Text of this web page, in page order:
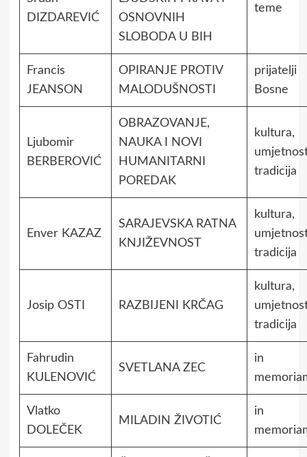
DIZDAREVIĆ
OSNOVNIH
SLOBODA U BIH
teme
Francis
JEANSON
OPIRANJE PROTIV
MALODUŠNOSTI
prijatelji
Bosne
Ljubomir
BERBEROVIĆ
OBRAZOVANJE,
NAUKA I NOVI
HUMANITARNI
POREDAK
kultura,
tradicija
Enver KAZAZ
SARAJEVSKA RATNA
KNJIŽEVNOST
kultura,
tradicija
Josip OSTI RAZBIJENI KRČAG
kultura,
tradicija
Fahrudin
KULENOVIĆ
SVETLANA ZEC
in
Vlatko
DOLEČEK
MILADIN ŽIVOTIĆ
in